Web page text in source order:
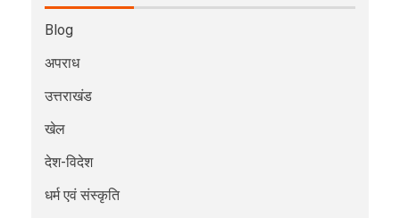
Blog
अपराध
उत्तराखंड
खेल
देश-विदेश
धर्म एवं संस्कृति